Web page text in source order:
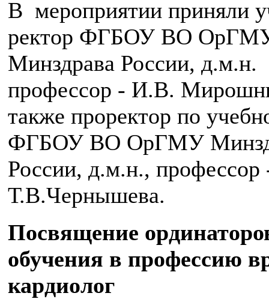
В мероприятии приняли
ректор ФГБОУ ВО
Минздрава России, д.м.н.
профессор - И.В.
также проректор по
ФГБОУ ВО ОрГМУ
России, д.м.н., профессор
Т.В.Чернышева.
Посвящение
обучения в профессию
кардиолог